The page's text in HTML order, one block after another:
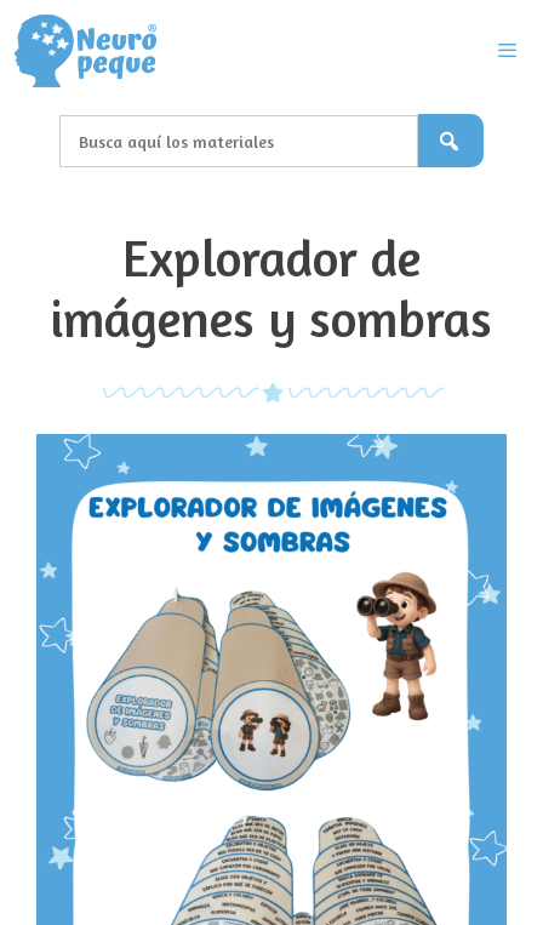
Saltar
al
contenido
Explorador de
imágenes y sombras